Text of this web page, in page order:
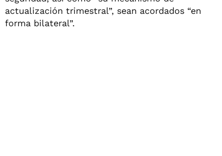
actualización trimestral”, sean acordados “en
forma bilateral”.